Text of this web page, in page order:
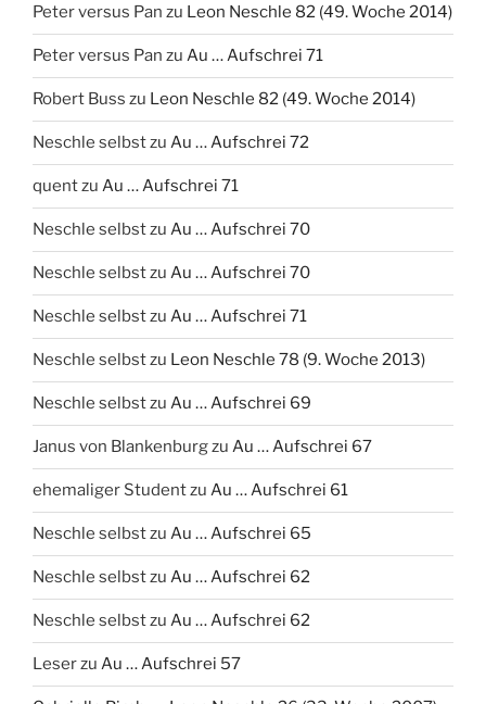
Peter versus Pan zu Leon Neschle 82 (49. Woche 2014)
Peter versus Pan zu Au … Aufschrei 71
Robert Buss zu Leon Neschle 82 (49. Woche 2014)
Neschle selbstzu Au … Aufschrei 72
quentzu Au … Aufschrei 71
Neschle selbstzu Au … Aufschrei 70
Neschle selbstzu Au … Aufschrei 70
Neschle selbstzu Au … Aufschrei 71
Neschle selbstzu Leon Neschle 78 (9. Woche 2013)
Neschle selbstzu Au … Aufschrei 69
Janus von Blankenburgzu Au … Aufschrei 67
ehemaliger Studentzu Au … Aufschrei 61
Neschle selbstzu Au … Aufschrei 65
Neschle selbstzu Au … Aufschrei 62
Neschle selbstzu Au … Aufschrei 62
Leserzu Au … Aufschrei 57